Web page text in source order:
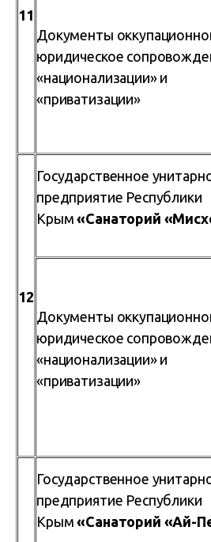
11
Документы
юридическое
«национализации» и
«приватизации»
12
Государственное
предприятие Республики
Крым«Санаторий
Документы
юридическое
«национализации» и
«приватизации»
Государственное
предприятие Республики
Крым«Санаторий «Ай-